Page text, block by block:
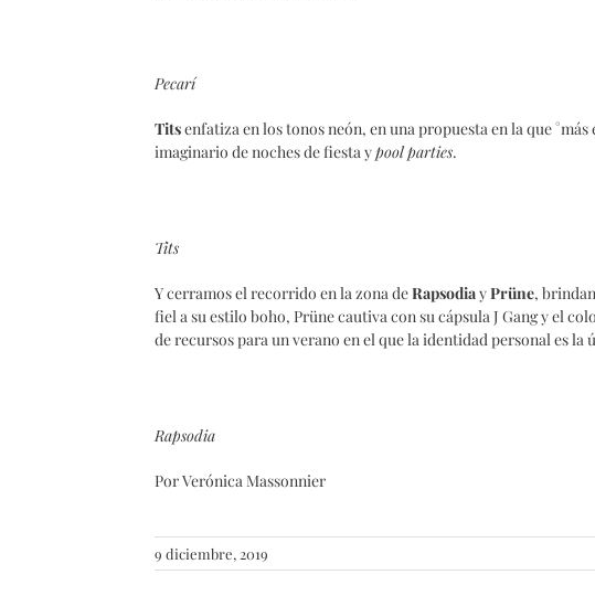
Pecarí
Titsenfatiza en los tonos neón, en una propuesta en la que
imaginario de noches de fiesta ypoolparties.
Tits
Y cerramos el recorrido en la zona deRapsodiayPrüne,
fiel a su estilo boho, Prüne cautiva con su cápsula J Gang y el
de recursos para un verano en el que la identidad personal es la
Rapsodia
Por Verónica Massonnier
9 diciembre, 2019